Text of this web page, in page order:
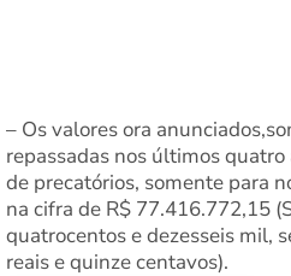
– Os valores ora
repassadas nos últimos
de precatórios, somente para
na cifra de R$ 77.416.772,15
quatrocentos e dezesseis mil,
reais e quinze centavos).